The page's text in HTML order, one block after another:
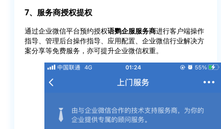
7、 服务商授权提权
通过企业微信平台预约授权语鹦企服服务商进行客户端操作
指导、管理后台操作指导、应用配置、企业微信行业解决方
案分享等免费服务，亦可提升企业微信权重。